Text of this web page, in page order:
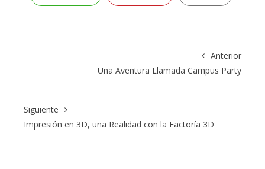
Anterior
Una Aventura Llamada Campus Party
Siguiente
Impresión en 3D, una Realidad con la Factoría 3D